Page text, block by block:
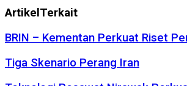
ArtikelTerkait
BRIN – Kementan Perkuat Riset
Tiga Skenario Perang Iran